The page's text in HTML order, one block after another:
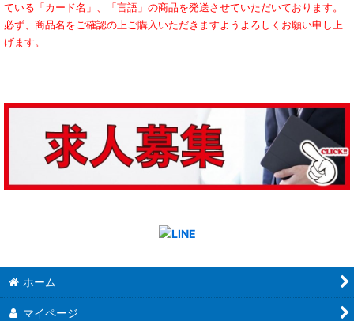
ている「カード名」、「言語」の商品を発送させていただいております。
必ず、商品名をご確認の上ご購入いただきますようよろしくお願い申し上
げます。
ホーム
マイページ